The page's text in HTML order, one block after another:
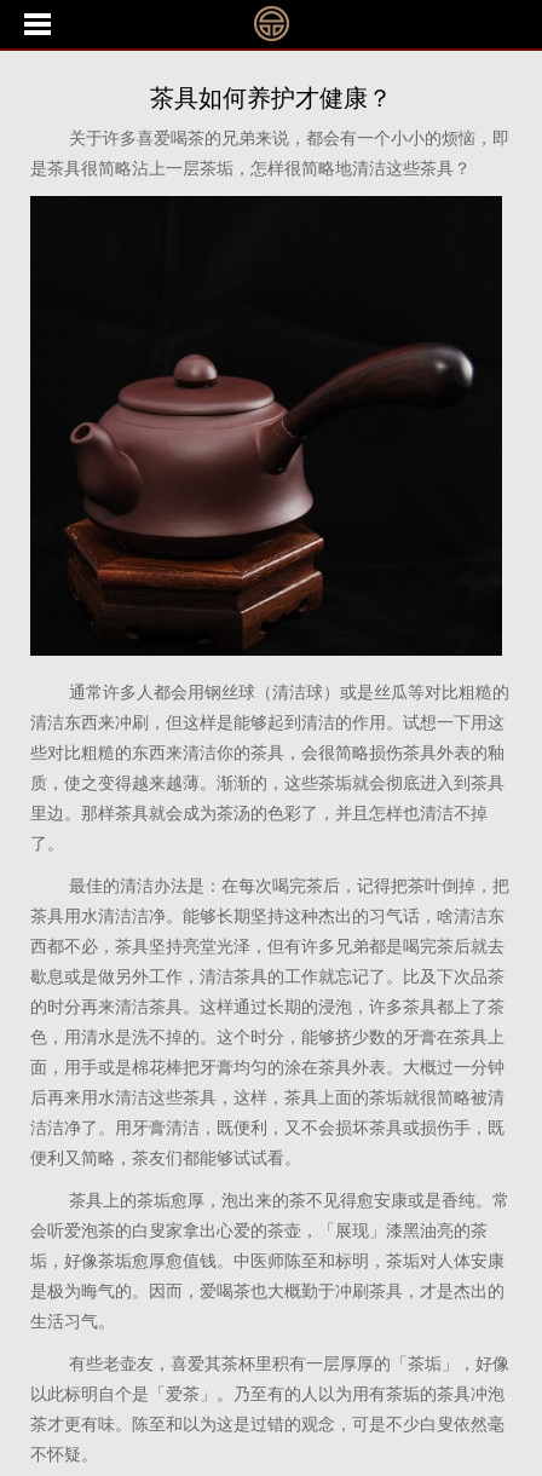
茶具如何养护才健康？
关于许多喜爱喝茶的兄弟来说，都会有一个小小的烦恼，即
是茶具很简略沾上一层茶垢，怎样很简略地清洁这些茶具？
通常许多人都会用钢丝球（清洁球）或是丝瓜等对比粗糙的
清洁东西来冲刷，但这样是能够起到清洁的作用。试想一下用这
些对比粗糙的东西来清洁你的茶具，会很简略损伤茶具外表的釉
质，使之变得越来越薄。渐渐的，这些茶垢就会彻底进入到茶具
里边。那样茶具就会成为茶汤的色彩了，并且怎样也清洁不掉
了。
最佳的清洁办法是：在每次喝完茶后，记得把茶叶倒掉，把
茶具用水清洁洁净。能够长期坚持这种杰出的习气话，啥清洁东
西都不必，茶具坚持亮堂光泽，但有许多兄弟都是喝完茶后就去
歇息或是做另外工作，清洁茶具的工作就忘记了。比及下次品茶
的时分再来清洁茶具。这样通过长期的浸泡，许多茶具都上了茶
色，用清水是洗不掉的。这个时分，能够挤少数的牙膏在茶具上
面，用手或是棉花棒把牙膏均匀的涂在茶具外表。大概过一分钟
后再来用水清洁这些茶具，这样，茶具上面的茶垢就很简略被清
洁洁净了。用牙膏清洁，既便利，又不会损坏茶具或损伤手，既
便利又简略，茶友们都能够试试看。
茶具上的茶垢愈厚，泡出来的茶不见得愈安康或是香纯。常
会听爱泡茶的白叟家拿出心爱的茶壶，「展现」漆黑油亮的茶
垢，好像茶垢愈厚愈值钱。中医师陈至和标明，茶垢对人体安康
是极为晦气的。因而，爱喝茶也大概勤于冲刷茶具，才是杰出的
生活习气。
有些老壶友，喜爱其茶杯里积有一层厚厚的「茶垢」，好像
以此标明自个是「爱茶」。乃至有的人以为用有茶垢的茶具冲泡
茶才更有味。陈至和以为这是过错的观念，可是不少白叟依然毫
不怀疑。